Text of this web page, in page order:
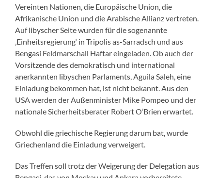
Vereinten Nationen, die Europäische Union, die
Afrikanische Union und die Arabische Allianz vertreten.
Auf libyscher Seite wurden für die sogenannte
‚Einheitsregierung‘ in Tripolis as-Sarradsch und aus
Bengasi Feldmarschall Haftar eingeladen. Ob auch der
Vorsitzende des demokratisch und international
anerkannten libyschen Parlaments, Aguila Saleh, eine
Einladung bekommen hat, ist nicht bekannt. Aus den
USA werden der Außenminister Mike Pompeo und der
nationale Sicherheitsberater Robert O’Brien erwartet.
Obwohl die griechische Regierung darum bat, wurde
Griechenland die Einladung verweigert.
Das Treffen soll trotz der Weigerung der Delegation aus